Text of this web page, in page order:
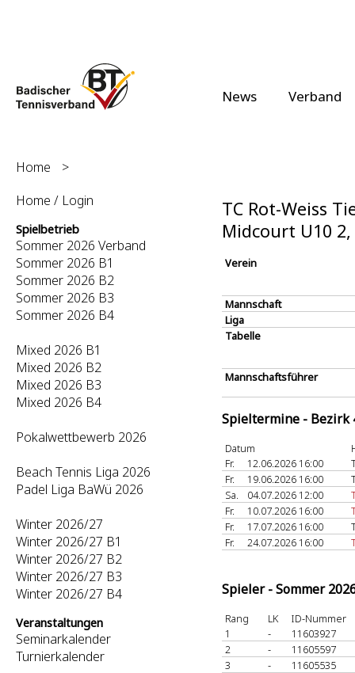
News Verband
Home
>
Home / Login
Spielbetrieb
Sommer 2026 Verband
Sommer 2026 B1
Sommer 2026 B2
Sommer 2026 B3
Sommer 2026 B4
Mixed 2026 B1
Mixed 2026 B2
Mixed 2026 B3
Mixed 2026 B4
Pokalwettbewerb 2026
Beach Tennis Liga 2026
Padel Liga BaWü 2026
Winter 2026/27
Winter 2026/27 B1
Winter 2026/27 B2
Winter 2026/27 B3
Winter 2026/27 B4
Veranstaltungen
Seminarkalender
Turnierkalender
TC Rot-Weiss
Midcourt U10
Verein
Mannschaft
Liga
Tabelle
Mannschaftsführer
Spieltermine - Bezirk
Datum
Fr.
12.06.2026 16:00
Fr.
19.06.2026 16:00
Sa.
04.07.2026 12:00
Fr.
10.07.2026 16:00
Fr.
17.07.2026 16:00
Fr.
24.07.2026 16:00
Spieler - Sommer
Rang LK
ID-Nummer
1
-
11603927
2
-
11605597
3
-
11605535